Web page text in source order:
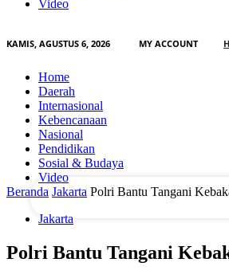
Video
KAMIS, AGUSTUS 6, 2026 MY ACCOUNT
Home
Daerah
Internasional
Kebencanaan
Nasional
Pendidikan
Sosial & Budaya
Video
Beranda Jakarta Polri Bantu Tangani
Jakarta
Polri Bantu Tangani